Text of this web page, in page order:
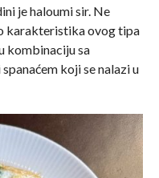
je haloumi sir. Ne
karakteristika ovog tipa
kombinaciju sa
koji se nalazi u